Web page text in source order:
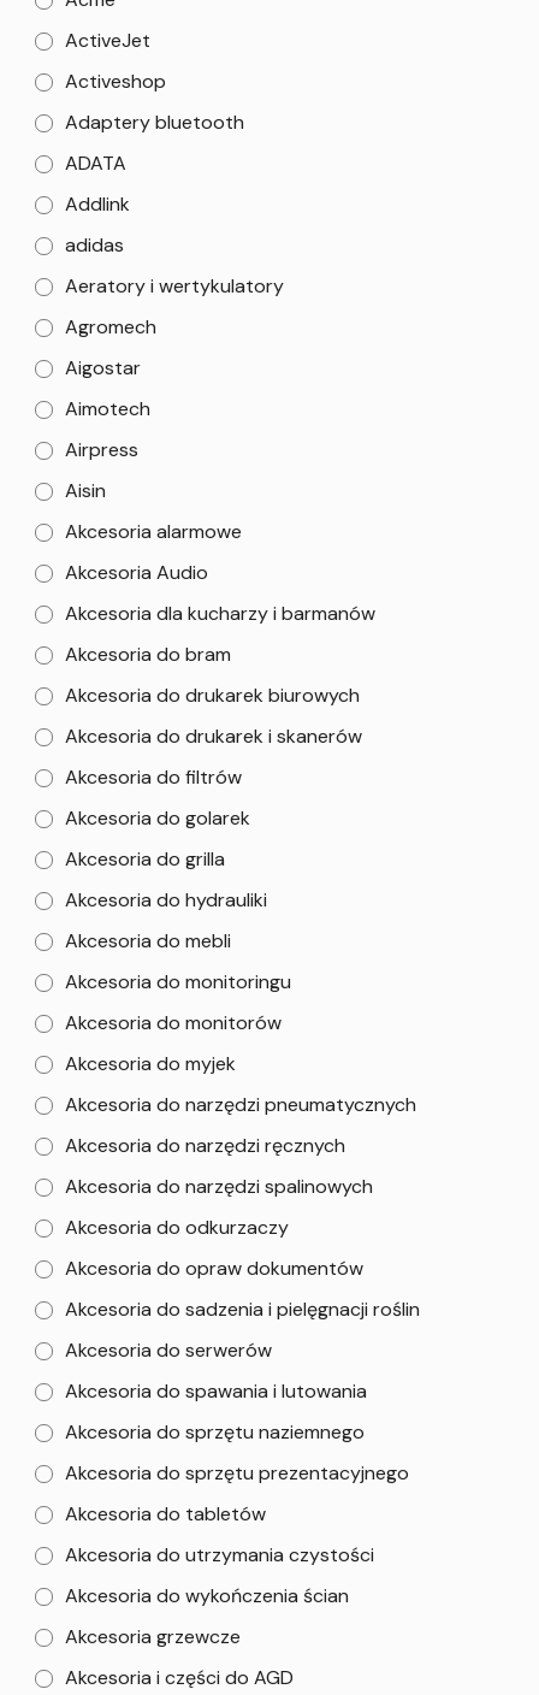
ActiveJet
Activeshop
Adaptery bluetooth
ADATA
Addlink
adidas
Aeratory i wertykulatory
Agromech
Aigostar
Aimotech
Airpress
Aisin
Akcesoria alarmowe
Akcesoria Audio
Akcesoria dla kucharzy i barmanów
Akcesoria do bram
Akcesoria do drukarek biurowych
Akcesoria do drukarek i skanerów
Akcesoria do filtrów
Akcesoria do golarek
Akcesoria do grilla
Akcesoria do hydrauliki
Akcesoria do mebli
Akcesoria do monitoringu
Akcesoria do monitorów
Akcesoria do myjek
Akcesoria do narzędzi pneumatycznych
Akcesoria do narzędzi ręcznych
Akcesoria do narzędzi spalinowych
Akcesoria do odkurzaczy
Akcesoria do opraw dokumentów
Akcesoria do sadzenia i pielęgnacji roślin
Akcesoria do serwerów
Akcesoria do spawania i lutowania
Akcesoria do sprzętu naziemnego
Akcesoria do sprzętu prezentacyjnego
Akcesoria do tabletów
Akcesoria do utrzymania czystości
Akcesoria do wykończenia ścian
Akcesoria grzewcze
Akcesoria i części do AGD